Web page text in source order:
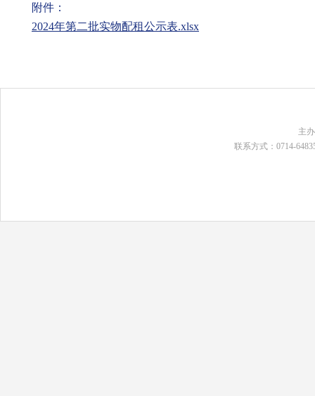
附件：
2024年第二批实物配租公示表.xlsx
主
联系方式：0714-